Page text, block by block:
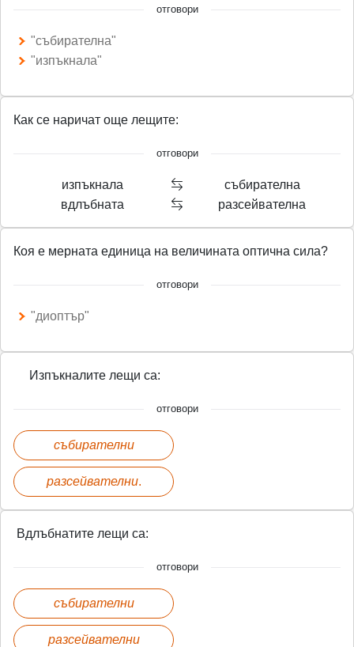
отговори
"събирателна"
"изпъкнала"
Как се наричат още лещите:
отговори
изпъкнала
събирателна
вдлъбната
разсейвателна
Коя е мерната единица на величината оптична сила?
отговори
"диоптър"
Изпъкналите лещи са:
отговори
събирателни
разсейвателни.
Вдлъбнатите лещи са:
отговори
събирателни
разсейвателни